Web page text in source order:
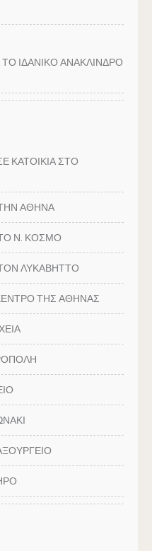
ΙΔΑΝΙΚΟ ΑΝΑΚΛΙΝΔΡΟ
ΚΑΤΟΙΚΙΑ ΣΤΟ
ΑΘΗΝΑ
Ν. ΚΟΣΜΟ
ΛΥΚΑΒΗΤΤΟ
ΤΗΣ ΑΘΗΝΑΣ